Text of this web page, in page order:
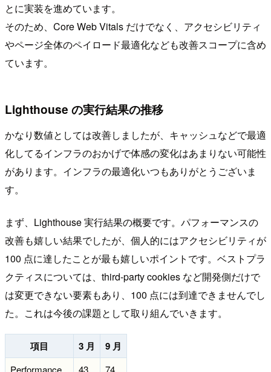
とに実装を進めています。
そのため、Core Web Vitals だけでなく、アクセシビリティ
やページ全体のペイロード最適化なども改善スコープに含め
ています。
Lighthouse の実行結果の推移
かなり数値としては改善しましたが、キャッシュなどで最適
化してるインフラのおかげで体感の変化はあまりない可能性
があります。インフラの最適化いつもありがとうございま
す。
まず、Lighthouse 実行結果の概要です。パフォーマンスの
改善も嬉しい結果でしたが、個人的にはアクセシビリティが
100 点に達したことが最も嬉しいポイントです。ベストプラ
クティスについては、third-party cookies など開発側だけで
は変更できない要素もあり、100 点には到達できませんでし
た。これは今後の課題として取り組んでいきます。
項目 3 月 9 月
Performance 43
74